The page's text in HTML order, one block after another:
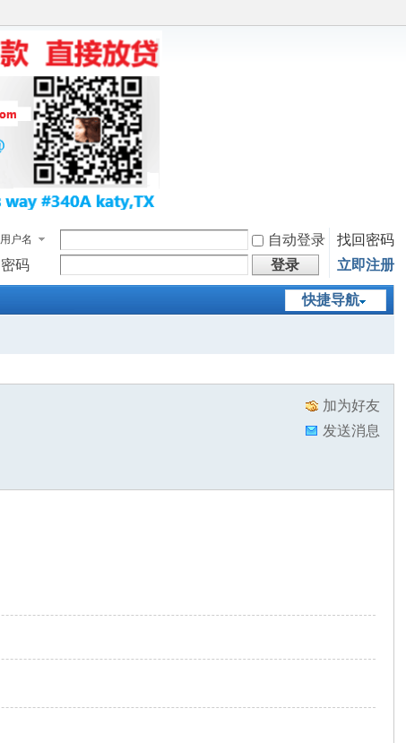
用户名 自动登录
找回密码
密码
登录 立即注册
快捷导航
加为好友
发送消息